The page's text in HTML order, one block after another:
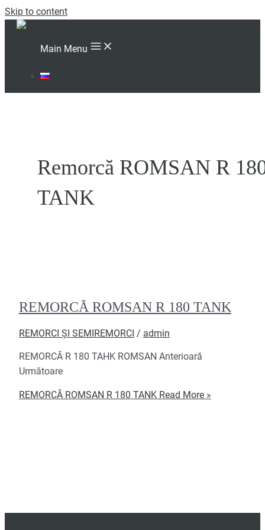
Skip to content
Main Menu
Remorcă ROMSAN R
TANK
REMORCĂ ROMSAN R 180 TANK
REMORCI ȘI SEMIREMORCI / admin
REMORCĂ R 180 TAHK ROMSAN Anterioară
Următoare
REMORCĂ ROMSAN R 180 TANKRead More »